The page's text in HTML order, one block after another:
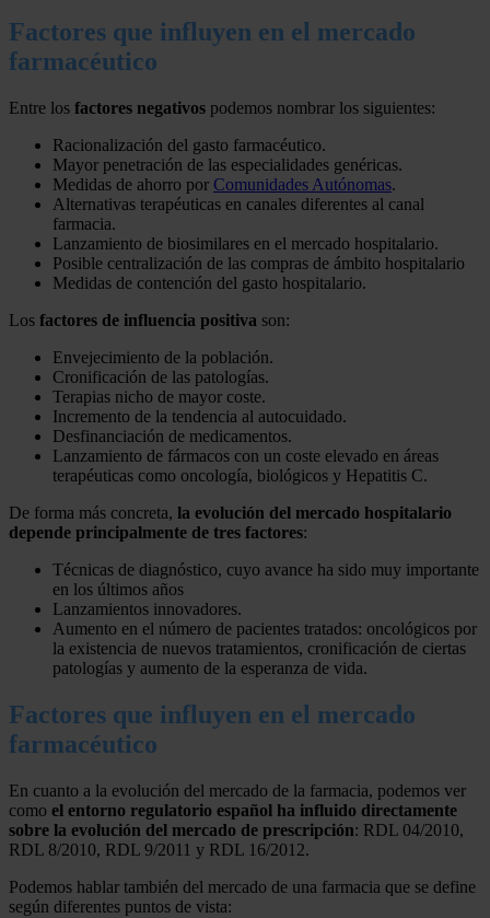
Factores que influyen en el mercado
farmacéutico
Entre los factores negativos podemos nombrar los siguientes:
Racionalización del gasto farmacéutico.
Mayor penetración de las especialidades genéricas.
Medidas de ahorro por Comunidades Autónomas.
Alternativas terapéuticas en canales diferentes al canal
farmacia.
Lanzamiento de biosimilares en el mercado hospitalario.
Posible centralización de las compras de ámbito hospitalario
Medidas de contención del gasto hospitalario.
Los factores de influencia positiva son:
Envejecimiento de la población.
Cronificación de las patologías.
Terapias nicho de mayor coste.
Incremento de la tendencia al autocuidado.
Desfinanciación de medicamentos.
Lanzamiento de fármacos con un coste elevado en áreas
terapéuticas como oncología, biológicos y Hepatitis C.
De forma más concreta, la evolución del mercado hospitalario
depende principalmente de tres factores:
Técnicas de diagnóstico, cuyo avance ha sido muy importante
en los últimos años
Lanzamientos innovadores.
Aumento en el número de pacientes tratados: oncológicos por
la existencia de nuevos tratamientos, cronificación de ciertas
patologías y aumento de la esperanza de vida.
Factores que influyen en el mercado
farmacéutico
En cuanto a la evolución del mercado de la farmacia, podemos ver
como el entorno regulatorio español ha influido directamente
sobre la evolución del mercado de prescripción: RDL 04/2010,
RDL 8/2010, RDL 9/2011 y RDL 16/2012.
Podemos hablar también del mercado de una farmacia que se define
según diferentes puntos de vista: